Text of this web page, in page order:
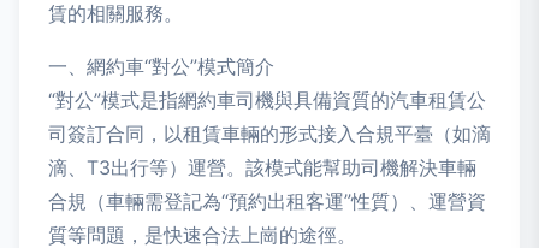
賃的相關服務。
一、網約車“對公”模式簡介
“對公”模式是指網約車司機與具備資質的汽車租賃公
司簽訂合同，以租賃車輛的形式接入合規平臺（如滴
滴、T3出行等）運營。該模式能幫助司機解決車輛
合規（車輛需登記為“預約出租客運”性質）、運營資
質等問題，是快速合法上崗的途徑。